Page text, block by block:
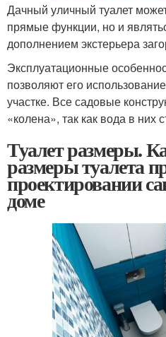
Дачный уличный туалет
прямые функции, но и
дополнением экстерьера
Эксплуатационные
позволяют его
участке. Все садовые
«колена», так как вода в них
Туалет размеры.
размеры туалета
проектировании
доме